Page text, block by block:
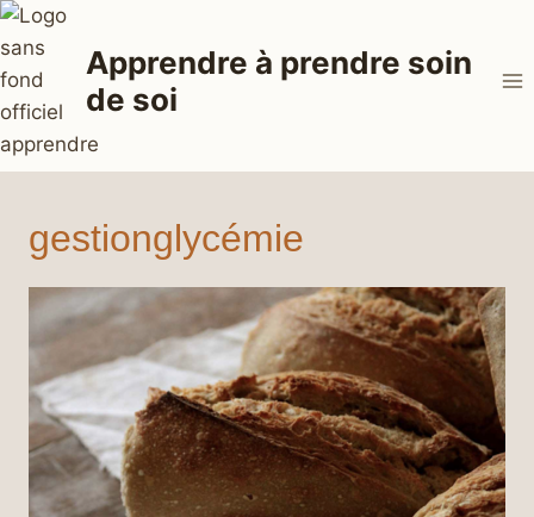
Aller
au
contenu
Apprendre à prendre soin
de soi
gestionglycémie